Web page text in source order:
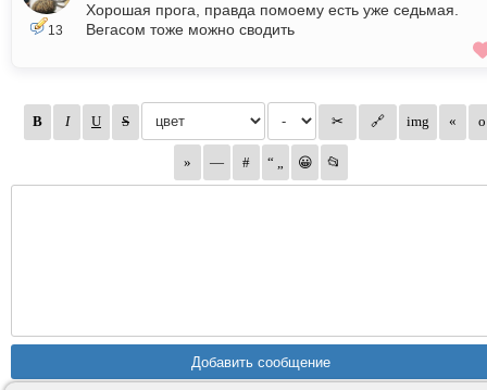
13
Хорошая прога, правда помоему есть уже седьмая.
Вегасом тоже можно сводить